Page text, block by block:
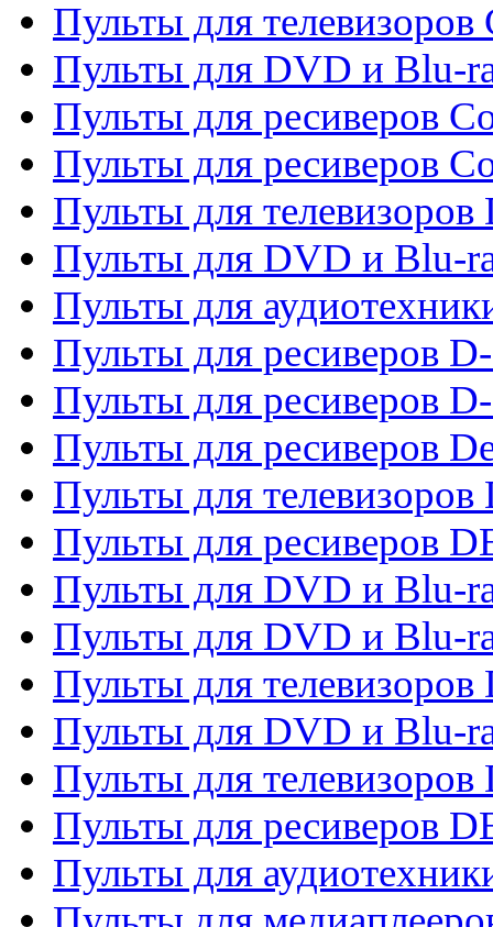
Пульты для телевизоров
Пульты для DVD и Blu-
Пульты для ресиверов
Пульты для ресиверов
Пульты для телевизоров
Пульты для DVD и Blu-
Пульты для
Пульты для ресиверов
Пульты для ресиверов
Пульты для ресиверов
Пульты для телевизоров
Пульты для ресиверов
Пульты для DVD и Blu-
Пульты для DVD и Blu-
Пульты для
Пульты для DVD и Blu-
Пульты для телевизоров
Пульты для ресиверов
Пульты для